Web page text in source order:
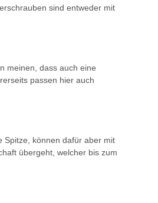
sind entweder mit
meinen, dass auch eine
passen hier auch
Spitze, können dafür aber mit
übergeht, welcher bis zum